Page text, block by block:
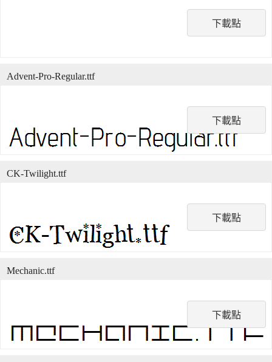
下載點
下載點
Advent-Pro-Regular.ttf
下載點
CK-Twilight.ttf
下載點
Mechanic.ttf